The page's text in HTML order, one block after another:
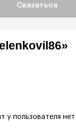
Связаться
у пользователя